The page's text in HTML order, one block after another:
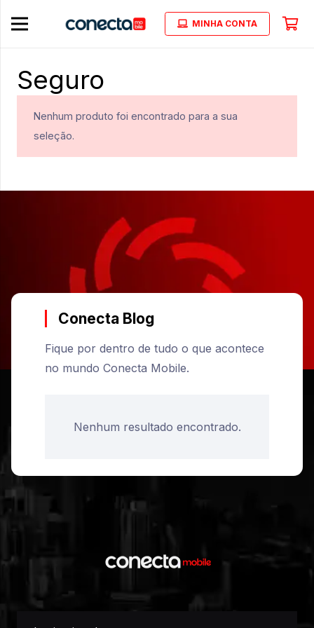
MINHA CONTA
Seguro
Nenhum produto foi encontrado para a sua
seleção.
Conecta Blog
Fique por dentro de tudo o que acontece
no mundo Conecta Mobile.
Nenhum resultado encontrado.